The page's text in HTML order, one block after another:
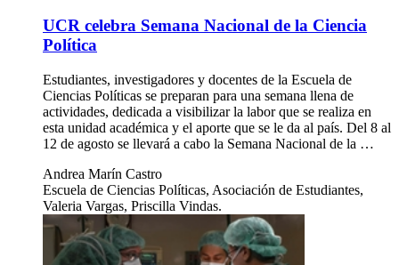
UCR celebra Semana Nacional de la Ciencia
Política
Estudiantes, investigadores y docentes de la Escuela de
Ciencias Políticas se preparan para una semana llena de
actividades, dedicada a visibilizar la labor que se realiza en
esta unidad académica y el aporte que se le da al país. Del 8 al
12 de agosto se llevará a cabo la Semana Nacional de la …
Andrea Marín Castro
Escuela de Ciencias Políticas, Asociación de Estudiantes,
Valeria Vargas, Priscilla Vindas.